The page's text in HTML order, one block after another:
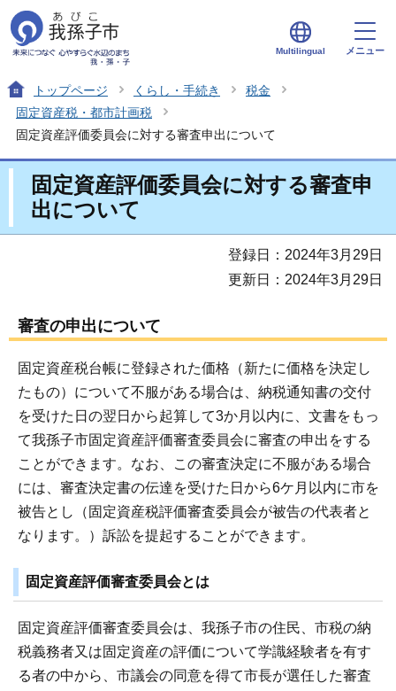
Multilingual メニュー
トップページ くらし・手続き
税金
固定資産税・都市計画税
固定資産評価委員会に対する審査申出について
固定資産評価委員会に対する審査申
出について
登録日：2024年3月29日
更新日：2024年3月29日
審査の申出について
固定資産税台帳に登録された価格（新たに価格を決定し
たもの）について不服がある場合は、納税通知書の交付
を受けた日の翌日から起算して3か月以内に、文書をもっ
て我孫子市固定資産評価審査委員会に審査の申出をする
ことができます。なお、この審査決定に不服がある場合
には、審査決定書の伝達を受けた日から6ケ月以内に市を
被告とし（固定資産税評価審査委員会が被告の代表者と
なります。）訴訟を提起することができます。
固定資産評価審査委員会とは
固定資産評価審査委員会は、我孫子市の住民、市税の納
税義務者又は固定資産の評価について学識経験者を有す
る者の中から、市議会の同意を得て市長が選任した審査